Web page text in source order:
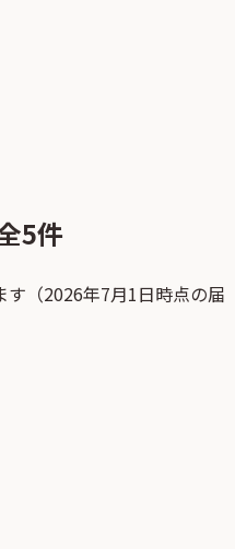
5件
す（2026年7月1日時点の届